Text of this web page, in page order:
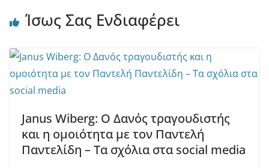
Ίσως Σας Ενδιαφέρει
Janus Wiberg: Ο Δανός τραγουδιστής
και η ομοιότητα με τον Παντελή
Παντελίδη – Τα σχόλια στα social media